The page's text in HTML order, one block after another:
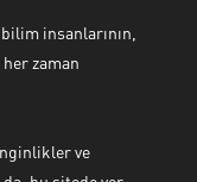
insanlarının,
zaman
ve